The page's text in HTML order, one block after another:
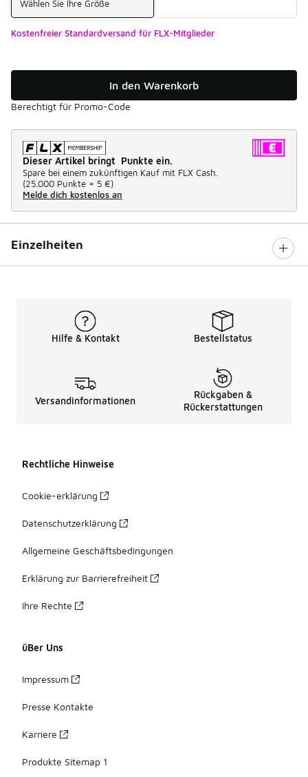
Wählen Sie Ihre Größe
Kostenfreier Standardversand für FLX-Mitglieder
In den Warenkorb
Berechtigt für Promo-Code
Dieser Artikel bringt Punkte ein.
Spare bei einem zukünftigen Kauf mit FLX Cash.
(25.000 Punkte = 5 €)
Melde dich kostenlos an
Einzelheiten
Hilfe & Kontakt Bestellstatus
Versandinformationen
Rückgaben &
Rückerstattungen
Rechtliche Hinweise
Cookie-erklärung
Datenschutzerklärung
Allgemeine Geschäftsbedingungen
Erklärung zur Barrierefreiheit
Ihre Rechte
üBer Uns
Impressum
Presse Kontakte
Karriere
Produkte Sitemap 1